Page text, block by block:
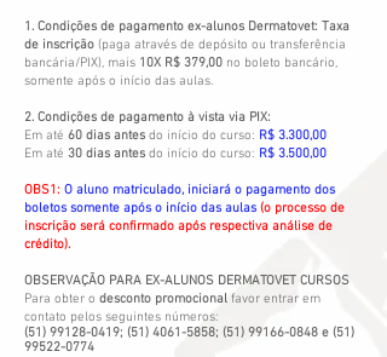
1. Condições de pagamento ex-alunos Dermatovet: Taxa
de inscrição (paga através de depósito ou transferência
bancária/PIX), mais 10X R$ 379,00 no boleto bancário,
somente após o início das aulas.
2. Condições de pagamento à vista via PIX:
Em até 60 dias antes do início do curso: R$ 3.300,00
Em até 30 dias antes do início do curso: R$ 3.500,00
OBS1: O aluno matriculado, iniciará o pagamento dos
boletos somente após o início das aulas (o processo de
inscrição será confirmado após respectiva análise de
crédito).
OBSERVAÇÃO PARA EX-ALUNOS DERMATOVET CURSOS
Para obter o desconto promocional favor entrar em
contato pelos seguintes números:
(51) 99128-0419; (51) 4061-5858; (51) 99166-0848 e (51)
99522-0774